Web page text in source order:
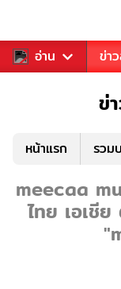
อ่าน
ข่าวบันเทิง ข่า
ข่
หน้าแรก รวม
meecaa
ไทย เอเชี